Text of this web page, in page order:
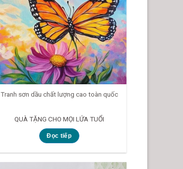
Tranh sơn dầu chất lượng cao toàn quốc
QUÀ TẶNG CHO MỌI LỨA TUỔI
Đọc tiếp